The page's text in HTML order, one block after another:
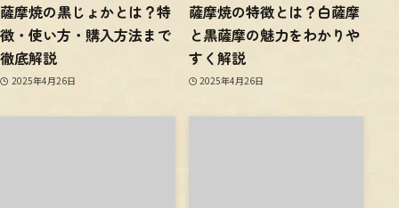
薩摩焼の黒じょかとは？特
徴・使い方・購入方法まで
徹底解説
2025年4月26日
薩摩焼の特徴とは？白薩摩
と黒薩摩の魅力をわかりや
すく解説
2025年4月26日